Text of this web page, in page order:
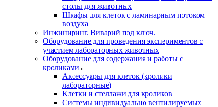
столы для животных
Шкафы для клеток с ламинарным потоком
воздуха
Инжиниринг. Виварий под ключ.
Оборудование для проведения экспериментов с
участием лабораторных животных
Оборудование для содержания и работы с
кроликами
Аксессуары для клеток (кролики
лабораторные)
Клетки и стеллажи для кроликов
Системы индивидуально вентилируемых